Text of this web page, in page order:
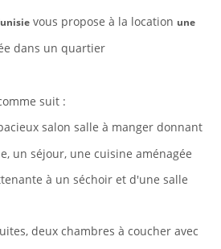
vous propose à la location une
dans un quartier
suit :
salon salle à manger donnant
un séjour, une cuisine aménagée
à un séchoir et d'une salle
deux chambres à coucher avec